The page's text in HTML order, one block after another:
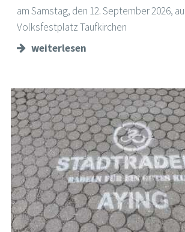
am Samstag, den 12. September 2026,
Volksfestplatz Taufkirchen
weiterlesen